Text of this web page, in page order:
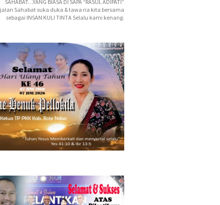
SAHABAT…YANG BIASA DI SAPA “RASUL ADIPATI”
Sahabat suka duka & tawa ria kita bersama
sebagai INSAN KULI TINTA Selalu kami kenang.